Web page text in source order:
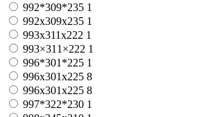
992*309*235 1
992х309х235 1
993x311x222 1
993×311×222 1
996*301*225 1
996x301x225 8
996х301х225 8
997*322*230 1